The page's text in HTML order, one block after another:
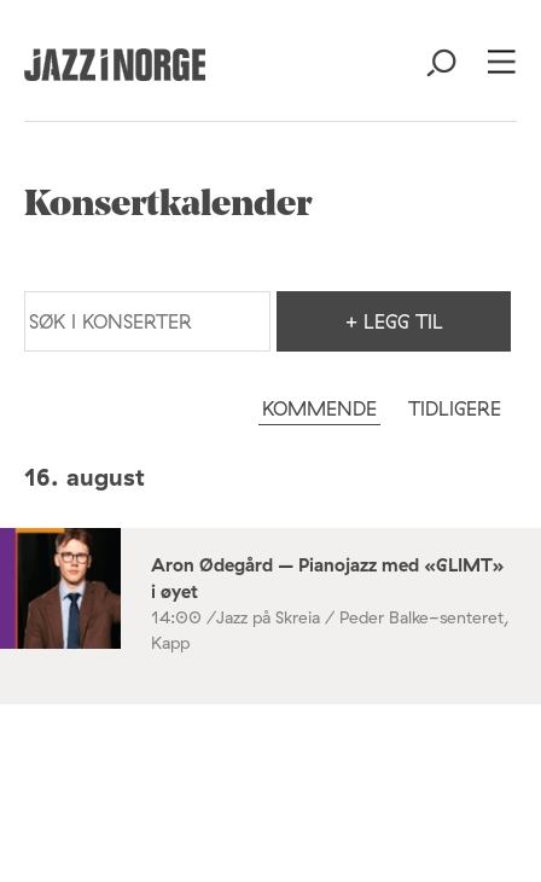
Konsertkalender
+ LEGG TIL
KOMMENDE TIDLIGERE
16. august
Aron Ødegård – Pianojazz med «GLIMT»
i øyet
14:00 /Jazz på Skreia / Peder Balke-senteret,
Kapp